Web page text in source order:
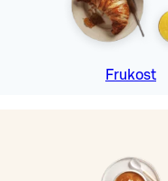
Frukost